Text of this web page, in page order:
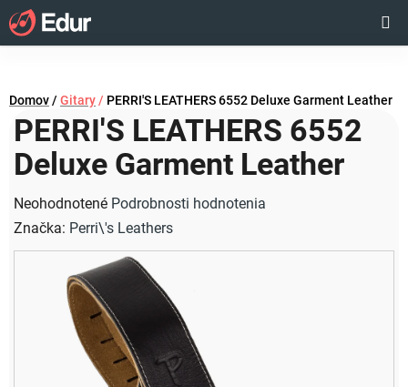
Prejsť
na
obsah
KOŠÍK
Domov/ Gitary / PERRI'S LEATHERS 6552 Deluxe Garment Leather
PERRI'S LEATHERS 6552
Deluxe Garment Leather
Priemerné
hodnotenie
produktu
Neohodnotené Podrobnosti hodnotenia
Značka: Perri\'s Leathers